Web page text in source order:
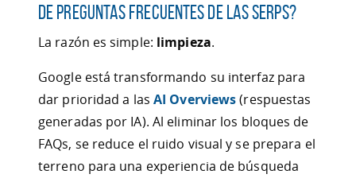
de Preguntas Frecuentes de las SERPs?
La razón es simple: limpieza.
Google está transformando su interfaz para
dar prioridad a las AI Overviews(respuestas
generadas por IA). Al eliminar los bloques de
FAQs, se reduce el ruido visual y se prepara el
terreno para una experiencia de búsqueda